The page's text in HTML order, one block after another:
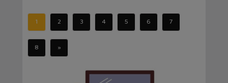
1 2 3 4 5 6 7
8 »